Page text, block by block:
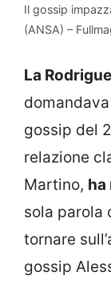
Il gossip
(ANSA) –
La
gossip del
relazione
Martino, ha
sola parola
tornare
gossip